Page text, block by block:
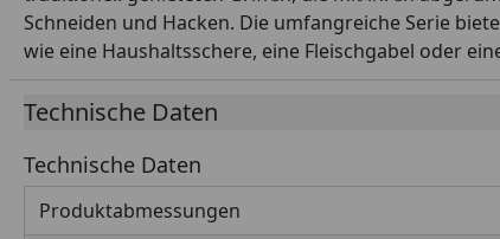
Schneiden und Hacken. Die umfangreiche Serie
wie eine Haushaltsschere, eine Fleischgabel oder
Technische Daten
Technische Daten
Produktabmessungen